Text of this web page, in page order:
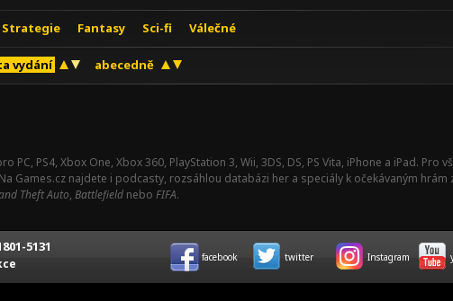
Strategie Fantasy Sci-fi Válečné
vydání abecedně
PC, PS4, Xbox One, Xbox 360, PlayStation 3, Wii, 3DS, DS, PS Vita, iPhone a iPad.
Games.cz najdete i podcasty, rozsáhlou databázi her a speciály k očekávaným hrám
Theft Auto, Battlefield nebo FIFA.
5131
facebook twitter Instagram